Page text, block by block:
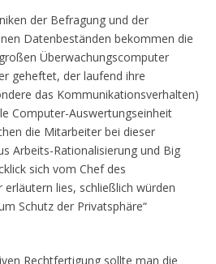
der Befragung und der
Datenbeständen bekommen die
Überwachungscomputer
geheftet, der laufend ihre
das Kommunikationsverhalten)
Computer-Auswertungseinheit
die Mitarbeiter bei dieser
Arbeits-Rationalisierung und Big
sich vom Chef des
lies, schließlich würden
Schutz der Privatsphäre“
Rechtfertigung sollte man die